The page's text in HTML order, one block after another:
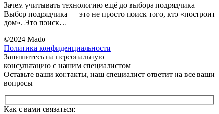
Зачем учитывать технологию ещё до выбора подрядчика
Выбор подрядчика — это не просто поиск того, кто «построит
дом». Это поиск…
©2024 Mado
Политика конфиденциальности
Запишитесь на персональную
консультацию с нашим специалистом
Оставьте ваши контакты, наш специалист ответит на все ваши
вопросы
Как с вами связаться: